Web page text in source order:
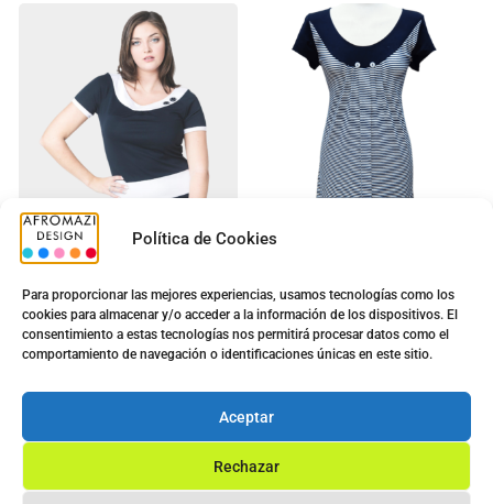
Política de Cookies
Para proporcionar las mejores experiencias, usamos tecnologías como los
cookies para almacenar y/o acceder a la información de los dispositivos. El
consentimiento a estas tecnologías nos permitirá procesar datos como el
comportamiento de navegación o identificaciones únicas en este sitio.
Aceptar
Rechazar
Vestido G-0200070 :
Señora 4
Vestido Diana G-0422433
12.50€ 5.00€